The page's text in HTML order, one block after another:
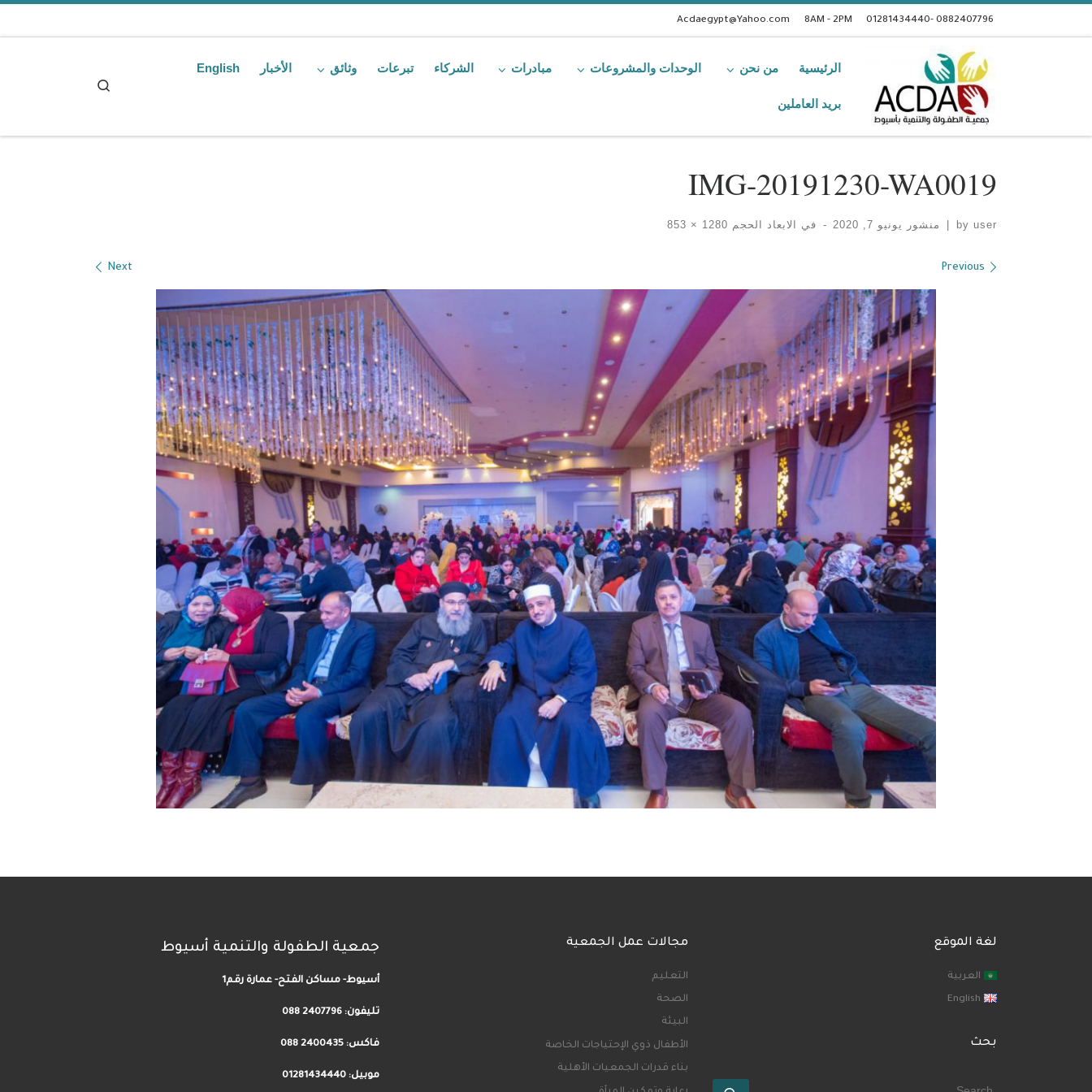
0882407796 -01281434440
8AM - 2PM
Acdaegypt@Yahoo.com
الرئيسية من نحن الوحدات والمشروعات مبادرات الشركاء تبرعات وثائق الأخبار English
بريد العاملين
IMG-20191230-WA0019
by user منشور يونيو 7, 2020 - في الابعاد الحجم
Images navigation
Previous
Next
لغة الموقع
العربية
English
بحث
SEARCH
مجالات عمل الجمعية
التعليم
الصحة
البيئة
الأطفال ذوي الإحتياجات الخاصة
بناء قدرات الجمعيات الأهلية
جمعية الطفولة والتنمية أسيوط
أسيوط- مساكن الفتح- عمارة رقم1
تليفون: 2407796 088
فاكس: 2400435 088
موبيل: 01281434440